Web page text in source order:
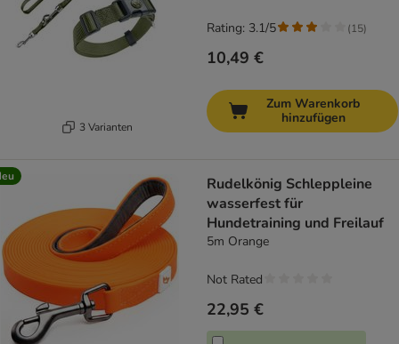
3 Varianten
10,49 €
Rating: 3.1/5 (15)
Zum Warenkorb
hinzufügen
Rudelkönig Schleppleine
wasserfest für
Hundetraining und Freilauf
5m Orange
22,95 €
Not Rated